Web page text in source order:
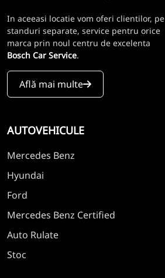
In aceeasi locatie vom oferi clientilor, pe
standuri separate, service pentru orice
marca prin noul centru de excelenta
Bosch Car Service.
Află mai multe
AUTOVEHICULE
Mercedes Benz
Hyundai
Ford
Mercedes Benz Certified
Auto Rulate
Stoc